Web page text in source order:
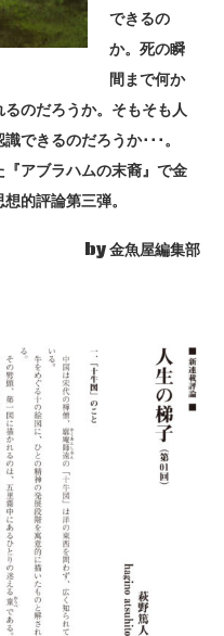
できるの
か。死の瞬
間まで何か
のだろうか。そもそも人
できるのだろうか･･･。
『アブラハムの末裔』で金
的評論第三弾。
by 金魚屋編集部